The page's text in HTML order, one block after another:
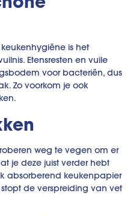
is het
Etensresten en vuile
voor bacteriën, dus
Zo voorkom je ook
weg te vegen om er
je deze juist verder hebt
absorberend keukenpapier
de verspreiding van vet